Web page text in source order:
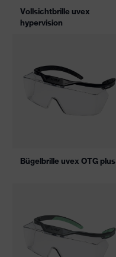
Vollsichtbrille uvex
hypervision
Bügelbrille uvex OTG plus